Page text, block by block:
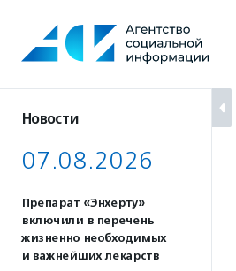
содержанию
Новости
07.08.2026
Препарат «Энхерту»
включили в перечень
жизненно необходимых
и важнейших лекарств